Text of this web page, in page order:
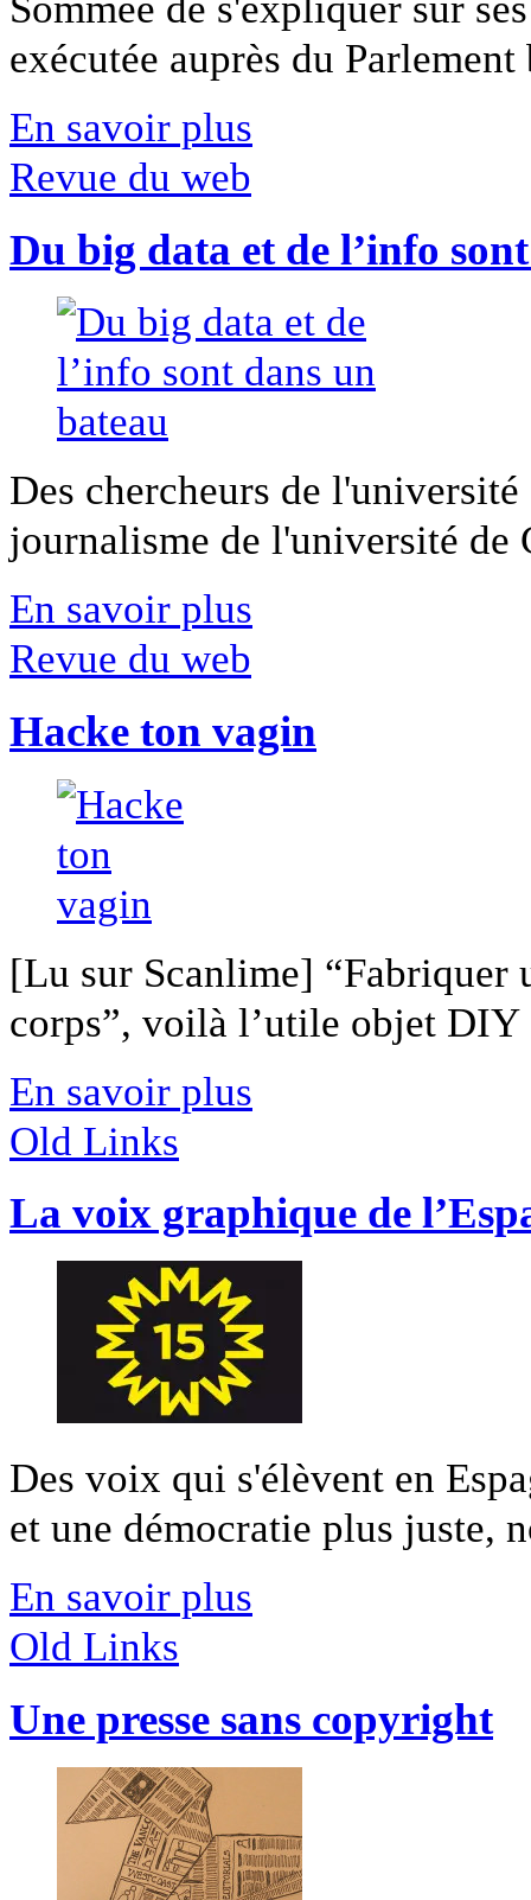
exécutée auprès du
En savoir plus
Revue du web
Du big data et de l’info
Des chercheurs de
journalisme de l'université
En savoir plus
Revue du web
Hacke ton vagin
[Lu sur Scanlime] “Fabriquer
corps”, voilà l’utile objet
En savoir plus
Old Links
La voix graphique de
Des voix qui s'élèvent en
et une démocratie plus juste,
En savoir plus
Old Links
Une presse sans copyright